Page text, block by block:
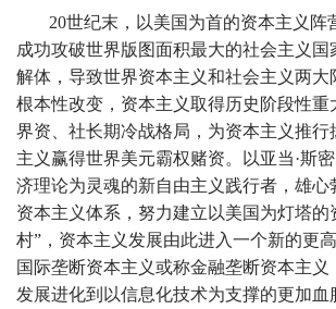
20世纪末，以美国为首的资本主义阵
成功攻破世界版图面积最大的社会主义国
解体，导致世界资本主义和社会主义两大
根本性改变，资本主义取得历史阶段性重
界资、社长期冷战格局，为资本主义推行
主义赢得世界美元霸权赌资。以亚当·斯
济理论为灵魂的新自由主义践行者，雄心
资本主义体系，努力建立以美国为灯塔的
村”，资本主义发展由此进入一个新的
国际垄断资本主义或称金融垄断资本主
发展进化到以信息化技术为支撑的更加血